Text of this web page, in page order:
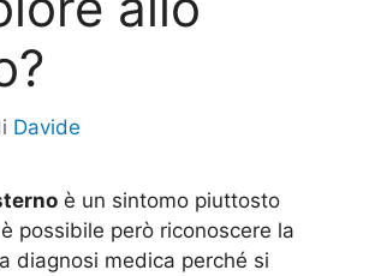
Davide
è un sintomo piuttosto
possibile però riconoscere la
diagnosi medica perché si